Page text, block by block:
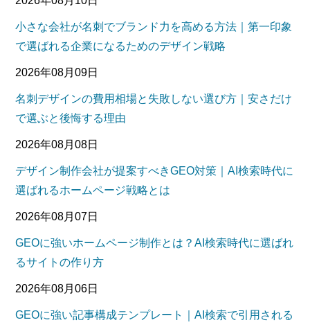
小さな会社が名刺でブランド力を高める方法｜第一印象
で選ばれる企業になるためのデザイン戦略
2026年08月09日
名刺デザインの費用相場と失敗しない選び方｜安さだけ
で選ぶと後悔する理由
2026年08月08日
デザイン制作会社が提案すべきGEO対策｜AI検索時代に
選ばれるホームページ戦略とは
2026年08月07日
GEOに強いホームページ制作とは？AI検索時代に選ばれ
るサイトの作り方
2026年08月06日
GEOに強い記事構成テンプレート｜AI検索で引用される